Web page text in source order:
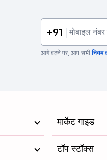
+91
आगे बढ़ने पर, आप सभीनियम
मार्केट गाइड
टॉप स्टॉक्स